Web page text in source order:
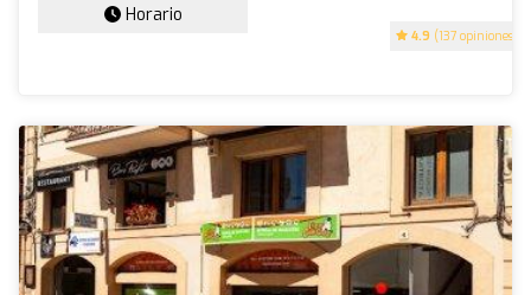
4.9 (137 opiniones)
Horario